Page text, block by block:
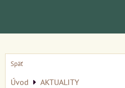
Späť
Úvod
AKTUALITY